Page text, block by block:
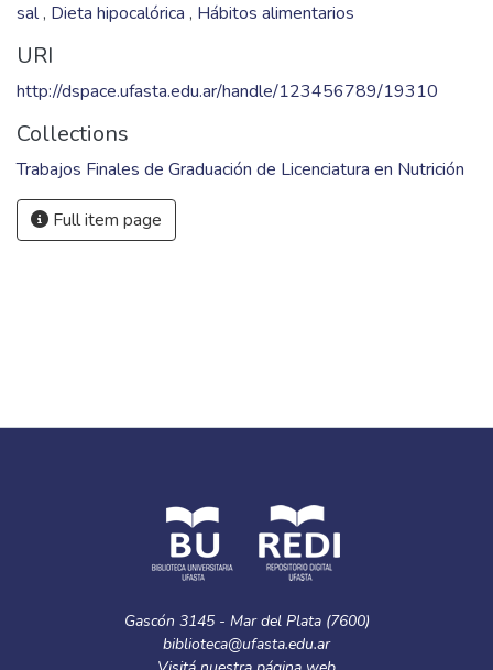
sal, Dieta hipocalórica , Hábitos alimentarios
URI
http://dspace.ufasta.edu.ar/handle/123456789/19310
Collections
Trabajos Finales de Graduación de Licenciatura en Nutrición
Full item page
Gascón 3145 - Mar del Plata (7600)
biblioteca@ufasta.edu.ar